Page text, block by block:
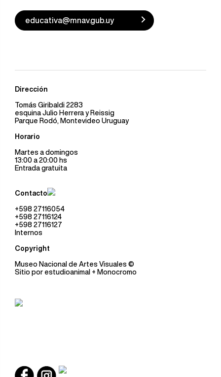
educativa@mnav.gub.uy
Dirección
Tomás Giribaldi 2283
esquina Julio Herrera y Reissig
Parque Rodó, Montevideo Uruguay
Horario
Martes a domingos
13:00 a 20:00 hs
Entrada gratuita
Contacto
+598 27116054
+598 27116124
+598 27116127
Internos
Copyright
Museo Nacional de Artes Visuales ©
Sitio por estudioanimal + Monocromo